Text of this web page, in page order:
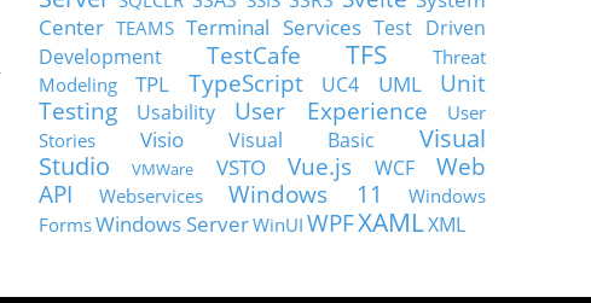
Center TEAMS Terminal Services Test Driven
Development
TestCafe TFS
Threat
Modeling
TPL TypeScript UC4 UML
Unit
Testing
Usability User Experience
User
Stories
Visio Visual Basic
Visual
Studio
VMWare VSTO Vue.js WCF
Web
API
Webservices Windows 11
Windows
FormsWindows ServerWinUI WPFXAMLXML